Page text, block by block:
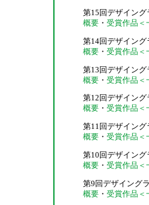
第15回デザイング
概要・ 受賞作品＜
第14回デザイング
概要・ 受賞作品＜
第13回デザイング
概要・ 受賞作品＜
第12回デザイング
概要・ 受賞作品＜
第11回デザイング
概要・ 受賞作品＜
第10回デザイング
概要・ 受賞作品＜
第9回デザイング
概要・ 受賞作品＜